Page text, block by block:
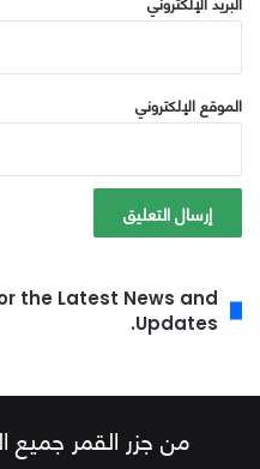
الموقع الإلكتروني
the Latest News and
Updates.
من جزر القمر جميع